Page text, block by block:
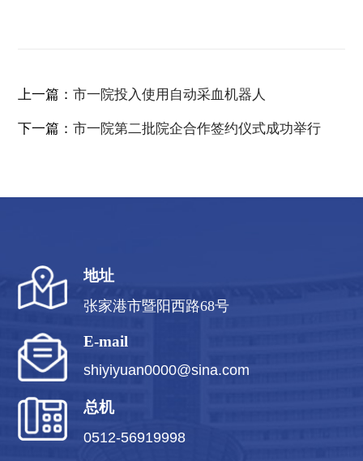
上一篇：市一院投入使用自动采血机器人
下一篇：市一院第二批院企合作签约仪式成功举行
地址
张家港市暨阳西路68号
E-mail
shiyiyuan0000@sina.com
总机
0512-56919998